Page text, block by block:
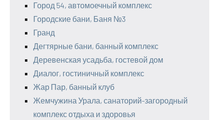
Город 54, автомоечный комплекс
Городские бани, Баня №3
Гранд
Дегтярные бани, банный комплекс
Деревенская усадьба, гостевой дом
Диалог, гостиничный комплекс
Жар Пар, банный клуб
Жемчужина Урала, санаторий-загородный
комплекс отдыха и здоровья